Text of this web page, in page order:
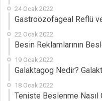
24 Ocak 2022
Gastroözofageal Reflü
22 Ocak 2022
Besin Reklamlarının
19 Ocak 2022
Galaktagog Nedir?
18 Ocak 2022
Teniste Beslenme Nasıl